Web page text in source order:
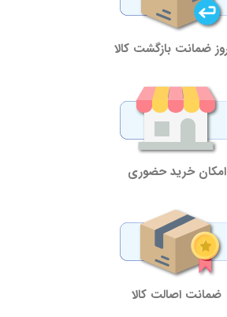
امکان خرید حضوری
ضمانت اصالت کالا